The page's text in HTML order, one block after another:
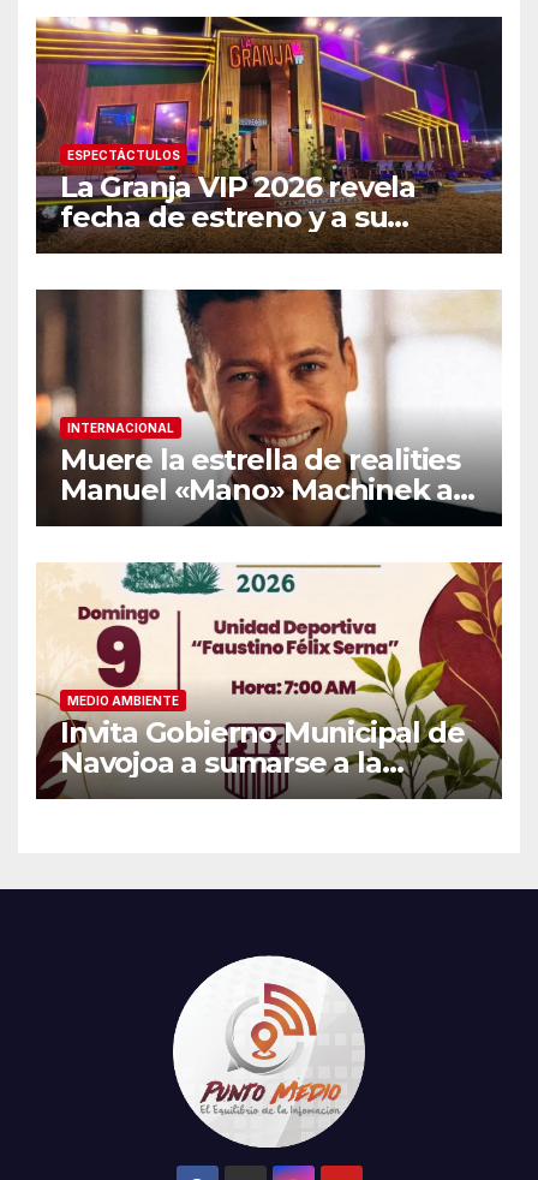
ESPECTÁCTULOS
La Granja VIP 2026 revela
fecha de estreno y a su
primer famoso confirmado
INTERNACIONAL
Muere la estrella de realities
Manuel «Mano» Machinek a
los 37 años
MEDIO AMBIENTE
Invita Gobierno Municipal de
Navojoa a sumarse a la
Jornada Nacional de